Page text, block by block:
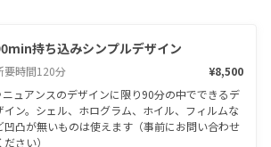
持ち込みシンプルデザイン
要時間120分
¥8,500
ニュアンスのデザインに限り90分の中でできるデ
イン。シェル、ホログラム、ホイル、フィルムな
凹凸が無いものは使えます（事前にお問い合わせ
ださい）